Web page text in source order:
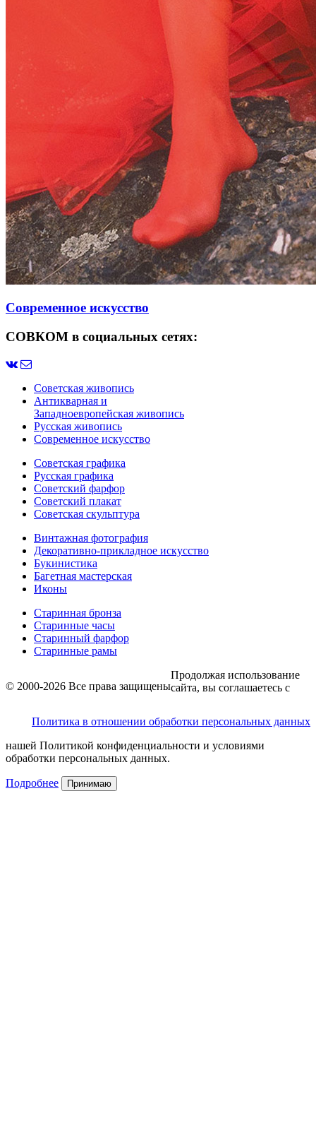
Современное искусство
СОВКОМ в социальных сетях:
Советская живопись
Антикварная и
Западноевропейская живопись
Русская живопись
Современное искусство
Советская графика
Русская графика
Советский фарфор
Советский плакат
Советская скульптура
Винтажная фотография
Декоративно-прикладное искусство
Букинистика
Багетная мастерская
Иконы
Старинная бронза
Старинные часы
Старинный фарфор
Старинные рамы
© 2000-2026 Все права защищены
Политика в отношении обработки персональных данных
Продолжая использование
сайта, вы соглашаетесь с
нашей Политикой конфиденциальности и условиями
обработки персональных данных.
Подробнее Принимаю